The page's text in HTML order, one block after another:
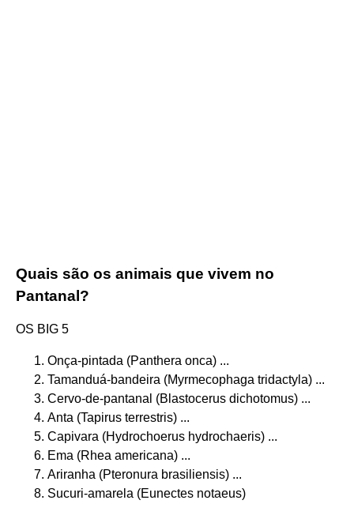
Quais são os animais que vivem no
Pantanal?
OS BIG 5
Onça-pintada (Panthera onca) ...
Tamanduá-bandeira (Myrmecophaga tridactyla) ...
Cervo-de-pantanal (Blastocerus dichotomus) ...
Anta (Tapirus terrestris) ...
Capivara (Hydrochoerus hydrochaeris) ...
Ema (Rhea americana) ...
Ariranha (Pteronura brasiliensis) ...
Sucuri-amarela (Eunectes notaeus)